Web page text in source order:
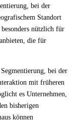
bei der
Standort
nützlich für
die für
bei der
mit früheren
es Unternehmen,
bisherigen
können